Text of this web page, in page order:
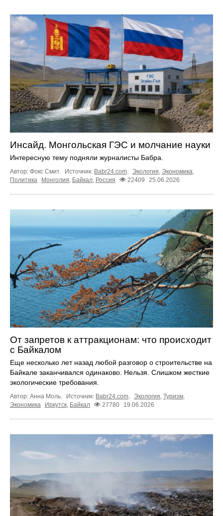
Инсайд. Монгольская ГЭС и молчание науки
Интересную тему подняли журналисты Бабра.
Автор: Фокс Смит. Источник: Babr24.com. Экология, Экономика,
Политика
Монголия, Байкал, Россия 22409 25.06.2026
От запретов к аттракционам: что происходит
с Байкалом
Еще несколько лет назад любой разговор о строительстве на
Байкале заканчивался одинаково. Нельзя. Слишком жесткие
экологические требования.
Автор: Анна Моль. Источник: Babr24.com Экология Туризм
Экономика
Иркутск, Байкал 27780 19.06.2026